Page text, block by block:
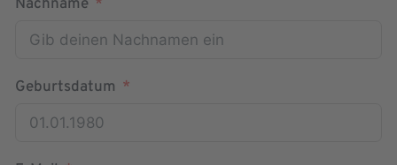
Nachname
Geburtsdatum